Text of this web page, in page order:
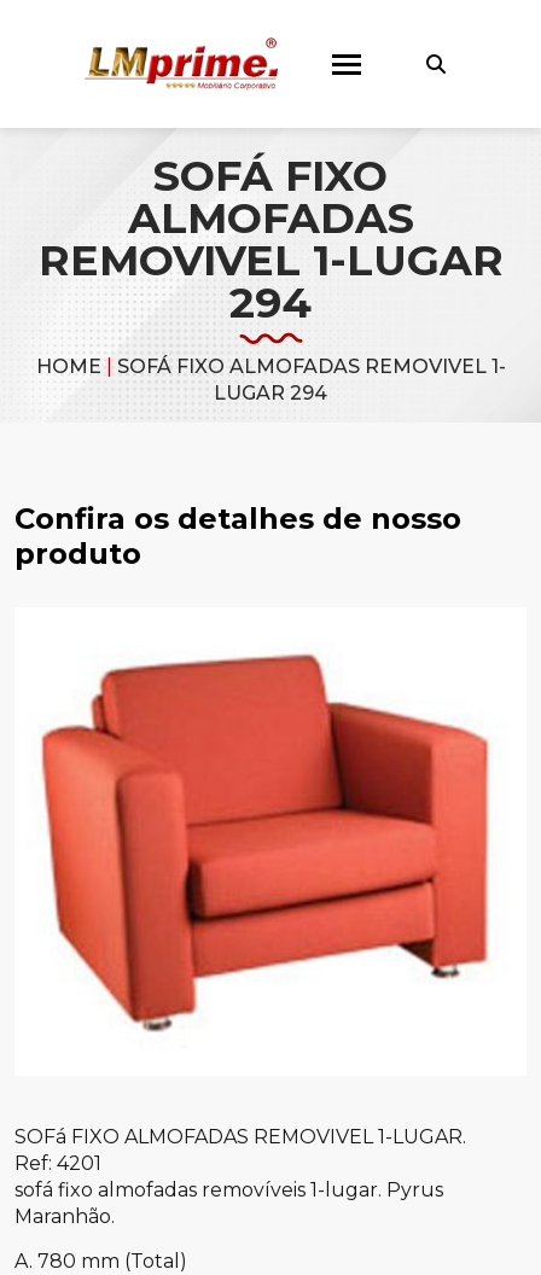
SOFÁ FIXO
ALMOFADAS
REMOVIVEL 1-LUGAR
294
HOME
SOFÁ FIXO ALMOFADAS REMOVIVEL 1-
LUGAR 294
Confira os detalhes de nosso
produto
SOFá FIXO ALMOFADAS REMOVIVEL 1-LUGAR.
Ref: 4201
sofá fixo almofadas removíveis 1-lugar. Pyrus
Maranhão.
A. 780 mm (Total)